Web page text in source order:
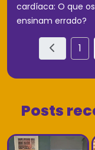
cardíaca: O que
ensinam errado?
1
Posts